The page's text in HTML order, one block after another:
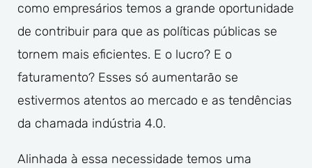
como empresários temos a grande oportunidade
de contribuir para que as políticas públicas se
tornem mais eficientes. E o lucro? E o
faturamento? Esses só aumentarão se
estivermos atentos ao mercado e as tendências
da chamada indústria 4.0.
Alinhada à essa necessidade temos uma